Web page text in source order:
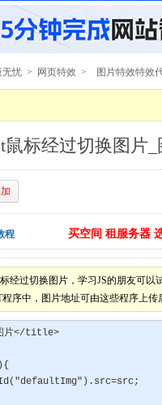
无忧 > 网页特效 > 图片特效特效
程 买空间 租服务器
经过切换图片，学习JS的朋友可
序中，图片地址可由这些程序上传